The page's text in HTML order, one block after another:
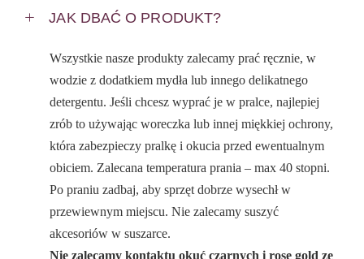
JAK DBAĆ O PRODUKT?
Wszystkie nasze produkty zalecamy prać ręcznie, w
wodzie z dodatkiem mydła lub innego delikatnego
detergentu. Jeśli chcesz wyprać je w pralce, najlepiej
zrób to używając woreczka lub innej miękkiej ochrony,
która zabezpieczy pralkę i okucia przed ewentualnym
obiciem. Zalecana temperatura prania – max 40 stopni.
Po praniu zadbaj, aby sprzęt dobrze wysechł w
przewiewnym miejscu. Nie zalecamy suszyć
akcesoriów w suszarce.
Nie zalecamy kontaktu okuć czarnych i rose gold ze